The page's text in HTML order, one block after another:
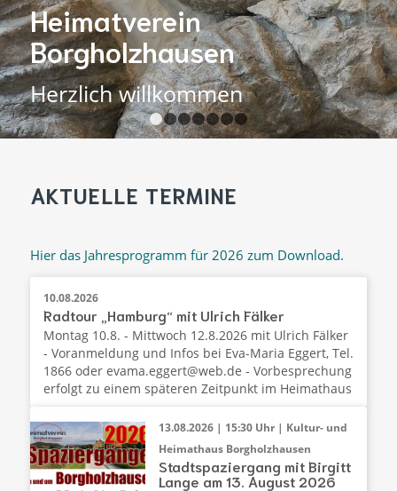
1 2 3 4 5 6 7
Heimatverein
Borgholzhausen
Herzlich willkommen
AKTUELLE TERMINE
Hier das Jahresprogramm für 2026 zum Download.
10.08.2026
Radtour „Hamburg“ mit Ulrich Fälker
Montag 10.8. - Mittwoch 12.8.2026 mit Ulrich Fälker
- Voranmeldung und Infos bei Eva-Maria Eggert, Tel.
1866 oder evama.eggert@web.de - Vorbesprechung
erfolgt zu einem späteren Zeitpunkt im Heimathaus
13.08.2026 | 15:30 Uhr | Kultur- und
Heimathaus Borgholzhausen
Stadtspaziergang mit Birgitt
Lange am 13. August 2026